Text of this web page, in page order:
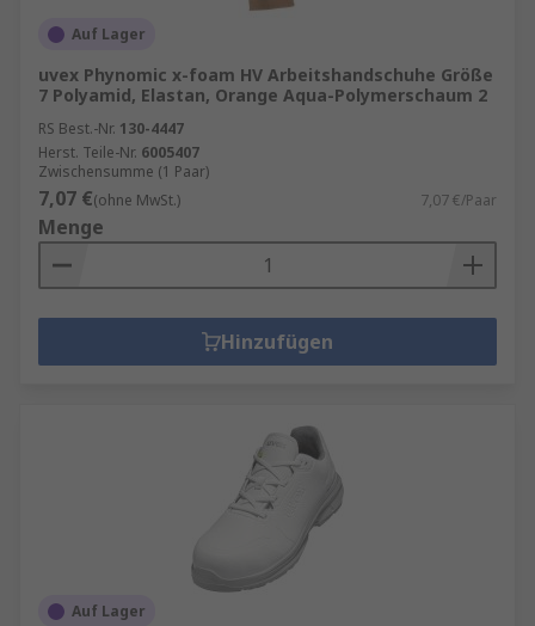
Auf Lager
uvex Phynomic x-foam HV Arbeitshandschuhe Größe
7 Polyamid, Elastan, Orange Aqua-Polymerschaum 2
RS Best.-Nr. 130-4447
Herst. Teile-Nr. 6005407
Zwischensumme (1 Paar)
7,07 €(ohne MwSt.) 7,07 €/Paar
Menge
Hinzufügen
Auf Lager